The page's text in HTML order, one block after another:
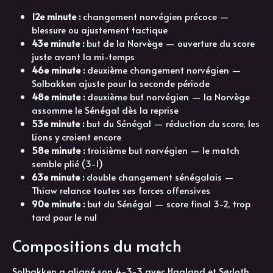
12e minute :changement norvégien précoce —
blessure ou ajustement tactique
43e minute :but de la Norvège — ouverture du score
juste avant la mi-temps
46e minute :deuxième changement norvégien —
Solbakken ajuste pour la seconde période
48e minute :deuxième but norvégien — la Norvège
assomme le Sénégal dès la reprise
53e minute :but du Sénégal — réduction du score, les
Lions y croient encore
58e minute :troisième but norvégien — le match
semble plié (3-1)
63e minute :double changement sénégalais —
Thiaw relance toutes ses forces offensives
90e minute :but du Sénégal — score final 3-2, trop
tard pour le nul
Compositions du match